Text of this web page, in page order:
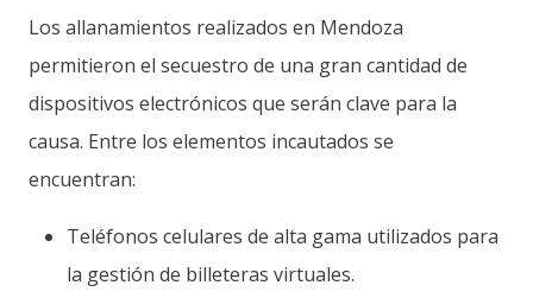
Los allanamientos realizados en Mendoza
permitieron el secuestro de una gran cantidad de
dispositivos electrónicos que serán clave para la
causa. Entre los elementos incautados se
encuentran:
Teléfonos celulares de alta gama utilizados para
la gestión de billeteras virtuales.